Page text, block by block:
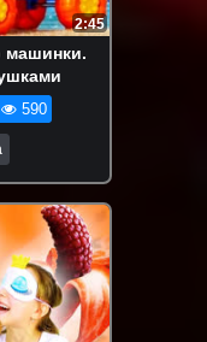
2:45
машинки.
590